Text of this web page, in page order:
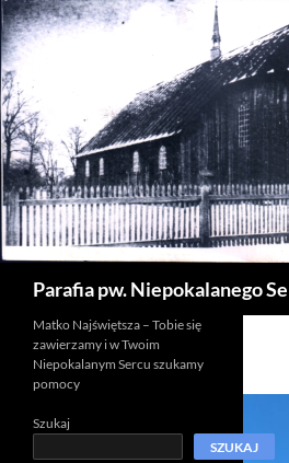
Parafia pw. Niepokalanego
Matko Najświętsza – Tobie się
zawierzamy i w Twoim
Niepokalanym Sercu szukamy
pomocy
Szukaj
SZUKAJ